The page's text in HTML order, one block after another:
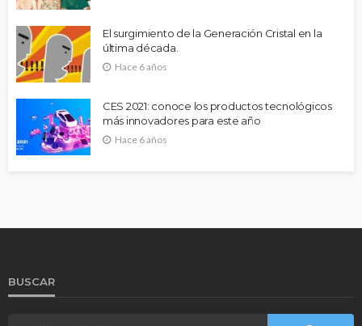
El surgimiento de la Generación Cristal en la
última década.
Hace 6 años
CES 2021: conoce los productos tecnológicos
más innovadores para este año
Hace 6 años
BUSCAR